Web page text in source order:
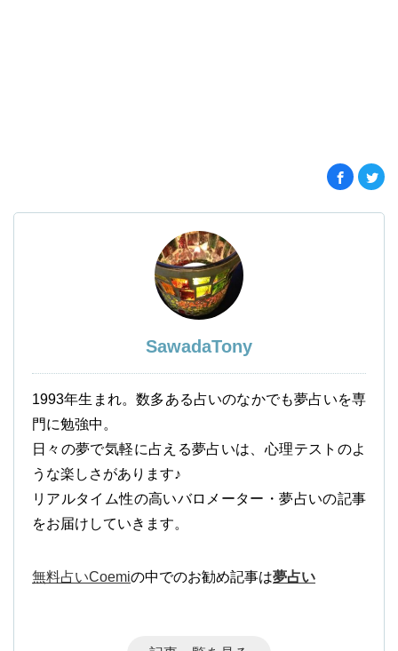
SawadaTony
1993年生まれ。数多ある占いのなかでも夢占いを専
門に勉強中。
日々の夢で気軽に占える夢占いは、心理テストのよ
うな楽しさがあります♪
リアルタイム性の高いバロメーター・夢占いの記事
をお届けしていきます。
無料占いCoemiの中でのお勧め記事は夢占い